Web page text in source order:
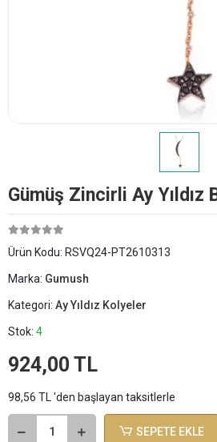
Gümüş Zincirli Ay Yıldız
Ürün Kodu: RSVQ24-PT2610313
Marka: Gumush
Kategori: Ay Yıldız Kolyeler
Stok: 4
924,00 TL
98,56 TL 'den başlayan taksitlerle
SEPETE EKLE